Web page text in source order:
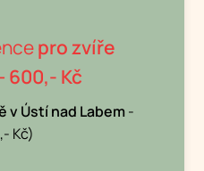
pro zvíře
600,- Kč
v Ústí nad Labem-
Kč)